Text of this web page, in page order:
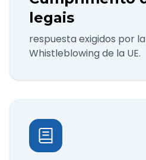
legais
respuesta exigidos por
Whistleblowing de la UE.